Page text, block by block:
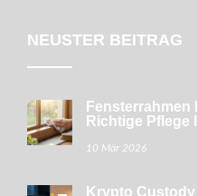
NEUSTER BEITRAG
Fensterrahmen
Richtige Pflege
10 Mär 2026
Krypto